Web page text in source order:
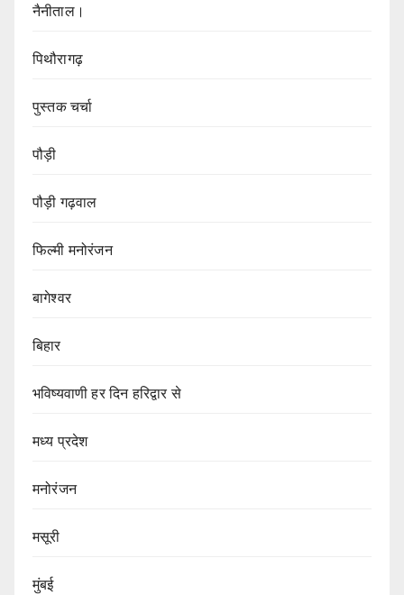
नैनीताल।
पिथौरागढ़
पुस्तक चर्चा
पौड़ी
पौड़ी गढ़वाल
फिल्मी मनोरंजन
बागेश्वर
बिहार
भविष्यवाणी हर दिन हरिद्वार से
मध्य प्रदेश
मनोरंजन
मसूरी
मुंबई